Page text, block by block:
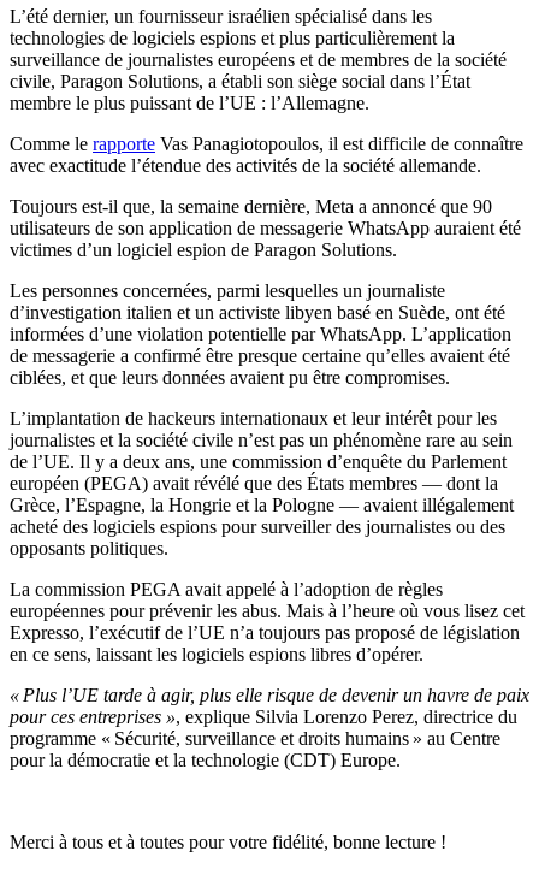
L’été dernier, un fournisseur israélien spécialisé dans les
technologies de logiciels espions et plus particulièrement la
surveillance de journalistes européens et de membres de la société
civile, Paragon Solutions, a établi son siège social dans l’État
membre le plus puissant de l’UE : l’Allemagne.
Comme le rapporte Vas Panagiotopoulos, il est difficile de connaître
avec exactitude l’étendue des activités de la société allemande.
Toujours est-il que, la semaine dernière, Meta a annoncé que 90
utilisateurs de son application de messagerie WhatsApp auraient été
victimes d’un logiciel espion de Paragon Solutions.
Les personnes concernées, parmi lesquelles un journaliste
d’investigation italien et un activiste libyen basé en Suède, ont été
informées d’une violation potentielle par WhatsApp. L’application
de messagerie a confirmé être presque certaine qu’elles avaient été
ciblées, et que leurs données avaient pu être compromises.
L’implantation de hackeurs internationaux et leur intérêt pour les
journalistes et la société civile n’est pas un phénomène rare au sein
de l’UE. Il y a deux ans, une commission d’enquête du Parlement
européen (PEGA) avait révélé que des États membres — dont la
Grèce, l’Espagne, la Hongrie et la Pologne — avaient illégalement
acheté des logiciels espions pour surveiller des journalistes ou des
opposants politiques.
La commission PEGA avait appelé à l’adoption de règles
européennes pour prévenir les abus. Mais à l’heure où vous lisez cet
Expresso, l’exécutif de l’UE n’a toujours pas proposé de législation
en ce sens, laissant les logiciels espions libres d’opérer.
« Plus l’UE tarde à agir, plus elle risque de devenir un havre de paix
pour ces entreprises », explique Silvia Lorenzo Perez, directrice du
programme « Sécurité, surveillance et droits humains » au Centre
pour la démocratie et la technologie (CDT) Europe.
Merci à tous et à toutes pour votre fidélité, bonne lecture !